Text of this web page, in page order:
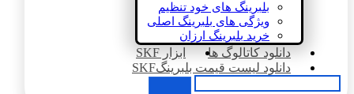
بلبرینگ های خود تنظیم
ویژگی های بلبرینگ اصلی
خرید بلبرینگ ارزان
دانلود کاتالوگ ها
ابزار SKF
دانلود لیست قیمت بلبرینگSKF